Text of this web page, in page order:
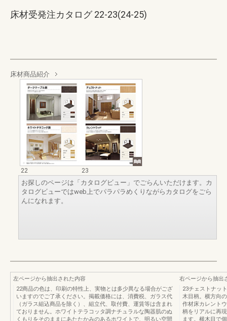
床材受発注カタログ 22-23(24-25)
床材商品紹介
22
23
お探しのページは「カタログビュー」でごらんいただけます。カ
タログビューではweb上でパラパラめくりながらカタログをごら
んになれます。
左ページから抽出された内容
22商品の色は、印刷の特性上、実物とは多少異なる場合がござ
いますのでご了承ください。掲載価格には、消費税、ガラス代
（ガラス組込商品を除く）、組立代、取付費、運賃等は含まれ
ておりません。ホワイトテラコッタ調ナチュラルな陶器肌のぬ
くもりをそのままにあたたかみのあるホワイトで、明るい空間
右ページから抽出
23チェストナッ
木目柄。横方向
作材床カレント
柄をリアルに再
ます。横木目で